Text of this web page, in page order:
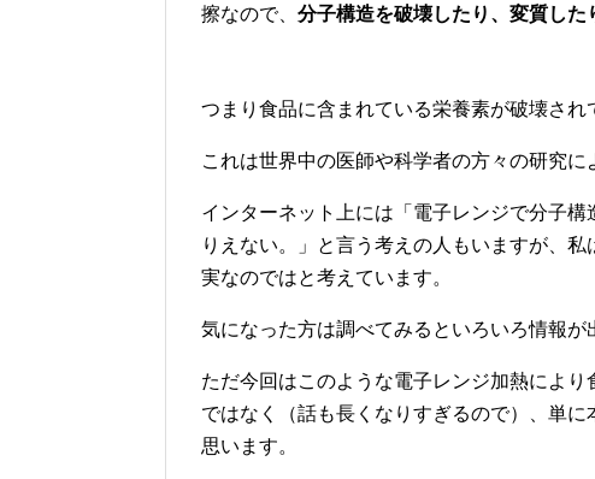
擦なので、 分子構造を破壊したり、変質した
つまり食品に含まれている栄養素が破壊され
これは世界中の医師や科学者の方々の研究に
インターネット上には「電子レンジで分子
りえない。」と言う考えの人もいますが、
実なのではと考えています。
気になった方は調べてみるといろいろ情報が
ただ今回はこのような電子レンジ加熱によ
ではなく（話も長くなりすぎるので）、単
思います。